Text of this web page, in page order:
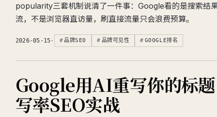
popularity三套机制说清了一件事：Google看的是搜索结
流，不是浏览器直访量，刷直接流量只会浪费预算。
2026-05-15 · 品牌SEO 品牌可见性 GOOGLE排名
Google用AI重写你的标
写率SEO实战